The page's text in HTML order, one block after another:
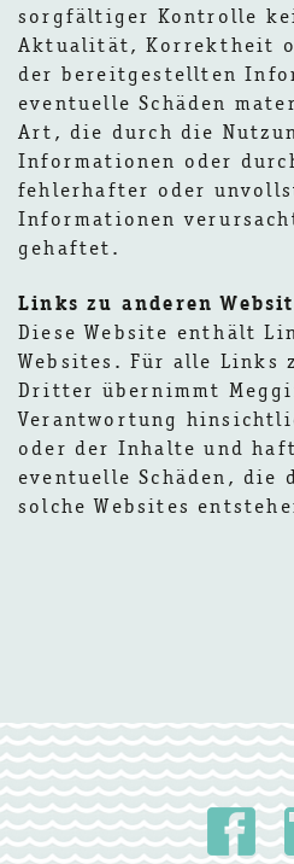
sorgfältiger Kontrolle
Aktualität, Korrektheit
der bereitgestellten
eventuelle Schäden
Art, die durch die
Informationen oder
fehlerhafter oder
Informationen
gehaftet.
Links zu anderen
Diese Website enthält
Websites. Für alle Links
Dritter übernimmt
Verantwortung
oder der Inhalte und
eventuelle Schäden, die
solche Websites